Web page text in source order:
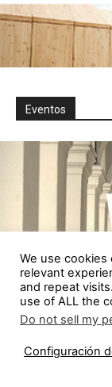
Eventos
We use
relevant
and repeat
use of ALL the
Do not sell my
Configuración